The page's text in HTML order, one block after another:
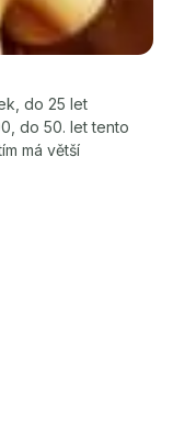
do 25 let
do 50. let tento
má větší